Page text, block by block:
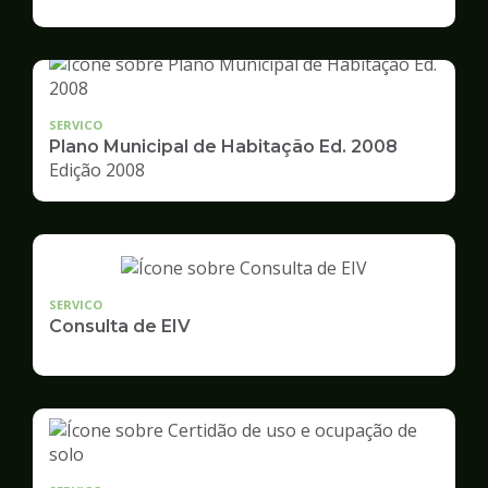
Desenvolvimento
Urbano
SERVICO
Plano Municipal de Habitação Ed. 2008
Edição 2008
SERVICO
Consulta de EIV